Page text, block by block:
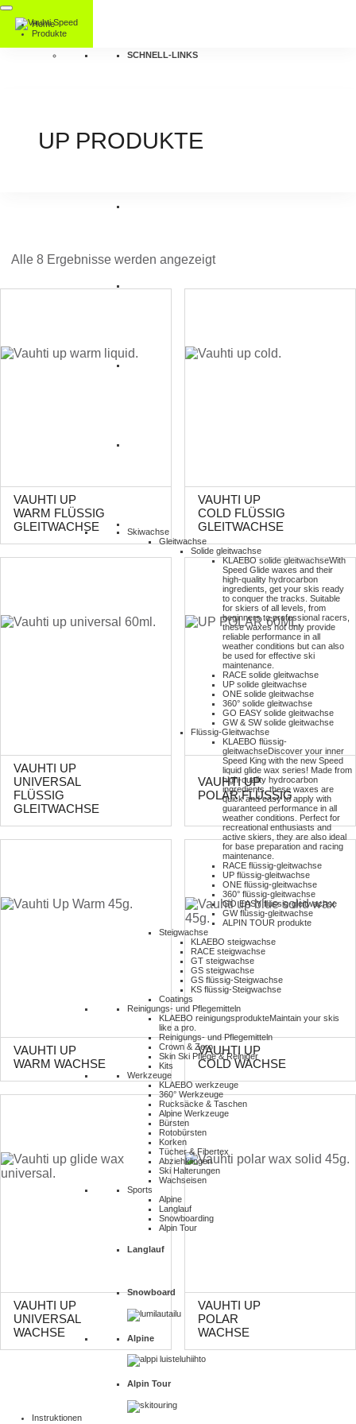
Home
Produkte
SCHNELL-LINKS
Skiwachse
Gleitwachse
Solide gleitwachse
KLAEBO solide gleitwachseWith
Speed Glide waxes and their
high-quality hydrocarbon
ingredients, get your skis ready
to conquer the tracks. Suitable
for skiers of all levels, from
beginners to professional racers,
these waxes not only provide
reliable performance in all
weather conditions but can also
be used for effective ski
maintenance.
RACE solide gleitwachse
UP solide gleitwachse
ONE solide gleitwachse
360° solide gleitwachse
GO EASY solide gleitwachse
GW & SW solide gleitwachse
Flüssig-Gleitwachse
KLAEBO flüssig-
gleitwachseDiscover your inner
Speed King with the new Speed
liquid glide wax series! Made from
high-quality hydrocarbon
ingredients, these waxes are
quick and easy to apply with
guaranteed performance in all
weather conditions. Perfect for
recreational enthusiasts and
active skiers, they are also ideal
for base preparation and racing
maintenance.
RACE flüssig-gleitwachse
UP flüssig-gleitwachse
ONE flüssig-gleitwachse
360° flüssig-gleitwachse
GO EASY flüssig-gleitwachse
GW flüssig-gleitwachse
ALPIN TOUR produkte
Steigwachse
KLAEBO steigwachse
RACE steigwachse
GT steigwachse
GS steigwachse
GS flüssig-Steigwachse
KS flüssig-Steigwachse
Coatings
Reinigungs- und Pflegemitteln
KLAEBO reinigungsprodukteMaintain your skis
like a pro.
Reinigungs- und Pflegemitteln
Crown & Zero
Skin Ski Pflege & Reiniger
Kits
Werkzeuge
KLAEBO werkzeuge
360° Werkzeuge
Rucksäcke & Taschen
Alpine Werkzeuge
Bürsten
Rotobürsten
Korken
Tücher & Fibertex
Abziehklingen
Ski Halterungen
Wachseisen
Sports
Alpine
Langlauf
Snowboarding
Alpin Tour
Langlauf
Snowboard
Alpine
Alpin Tour
Instruktionen
UP PRODUKTE
Alle 8 Ergebnisse werden angezeigt
VAUHTI UP
WARM FLÜSSIG
GLEITWACHSE
VAUHTI UP
COLD FLÜSSIG
GLEITWACHSE
VAUHTI UP
UNIVERSAL
FLÜSSIG
GLEITWACHSE
VAUHTI UP
POLAR FLÜSSIG
VAUHTI UP
WARM WACHSE
VAUHTI UP
COLD WACHSE
VAUHTI UP
UNIVERSAL
WACHSE
VAUHTI UP
POLAR
WACHSE